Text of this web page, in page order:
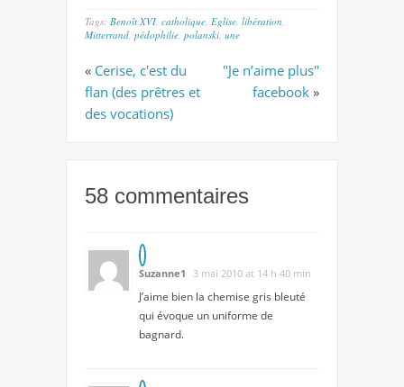
Tags: Benoît XVI catholique Eglise libération
Mitterrand pédophilie polanski une
« Cerise, c'est du
flan (des prêtres et
des vocations)
"Je n’aime plus"
facebook »
58 commentaires
Suzanne1 3 mai 2010 at 14 h 40 min
J’aime bien la chemise gris bleuté
qui évoque un uniforme de
bagnard.